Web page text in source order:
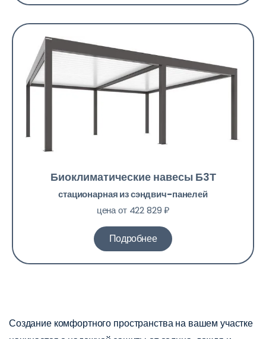
Биоклиматические навесы Б3Т​
стационарная из сэндвич-панелей
цена от 422 829 ₽
Подробнее
Создание комфортного пространства на вашем участке